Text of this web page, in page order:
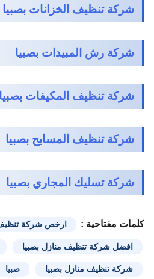
شركة تنظيف الخزانات بصبيا
شركة رش المبيدات بصبيا
شركة تنظيف المكيفات بصبيا
شركة تنظيف المسابح بصبيا
شركة تسليك المجاري بصبيا
كلمات مفتاحية : ارخص شركة تنظيف
افضل شركة تنظيف منازل بصبيا
شركة تنظيف منازل بصبيا صبيا